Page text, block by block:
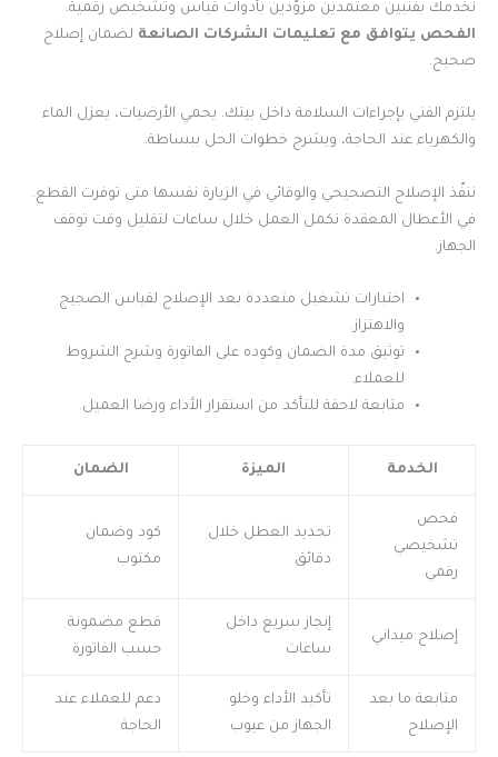
نخدمك بفنيين معتمدين مزوّدين بأدوات قياس وتشخيص رقمية.
الفحص يتوافق مع تعليمات الشركات الصانعة لضمان إصلاح
صحيح.
يلتزم الفني بإجراءات السلامة داخل بيتك. يحمي الأرضيات، يعزل الماء
والكهرباء عند الحاجة، ويشرح خطوات الحل ببساطة.
ننفّذ الإصلاح التصحيحي والوقائي في الزيارة نفسها متى توفرت القطع.
في الأعطال المعقدة نكمل العمل خلال ساعات لتقليل وقت توقف
الجهاز.
اختبارات تشغيل متعددة بعد الإصلاح لقياس الضجيج
والاهتزاز.
توثيق مدة الضمان وكوده على الفاتورة وشرح الشروط
للعملاء.
متابعة لاحقة للتأكد من استقرار الأداء ورضا العميل.
الخدمة الميزة الضمان
فحص
تشخيصي
رقمي
تحديد العطل خلال
دقائق
كود وضمان
مكتوب
إصلاح ميداني
إنجاز سريع داخل
ساعات
قطع مضمونة
حسب الفاتورة
متابعة ما بعد
الإصلاح
تأكيد الأداء وخلو
الجهاز من عيوب
دعم للعملاء عند
الحاجة